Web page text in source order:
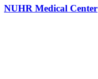
NUHR Medical Center